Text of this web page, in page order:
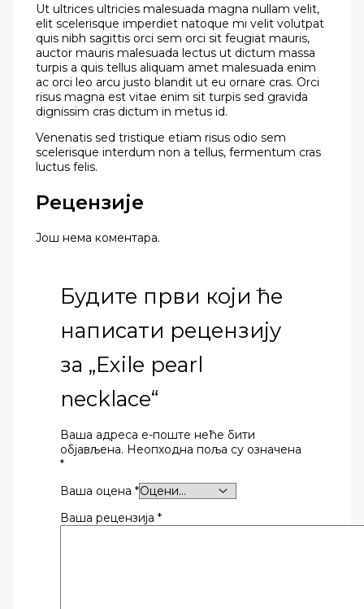
Ut ultrices ultricies malesuada magna nullam velit,
elit scelerisque imperdiet natoque mi velit volutpat
quis nibh sagittis orci sem orci sit feugiat mauris,
auctor mauris malesuada lectus ut dictum massa
turpis a quis tellus aliquam amet malesuada enim
ac orci leo arcu justo blandit ut eu ornare cras. Orci
risus magna est vitae enim sit turpis sed gravida
dignissim cras dictum in metus id.
Venenatis sed tristique etiam risus odio sem
scelerisque interdum non a tellus, fermentum cras
luctus felis.
Рецензије
Још нема коментара.
Будите први који ће
написати рецензију
за „Exile pearl
necklace“
Ваша адреса е-поште неће бити
објављена. Неопходна поља су означена
*
Ваша оцена *
Ваша рецензија *